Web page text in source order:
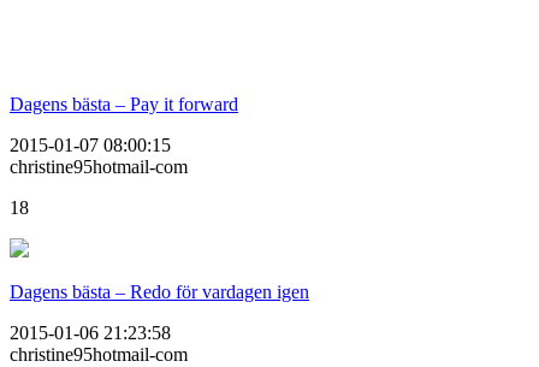
Dagens bästa – Pay it forward
2015-01-07 08:00:15
christine95hotmail-com
18
Dagens bästa – Redo för vardagen igen
2015-01-06 21:23:58
christine95hotmail-com